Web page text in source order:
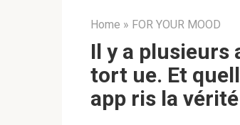
Home » FOR YOUR MOOD
Il y a plusieurs
tort ue. Et
app ris la vérité